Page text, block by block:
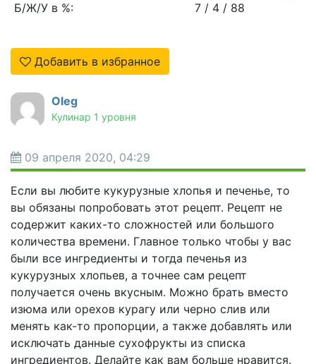
Б/Ж/У в %: 7 / 4 / 88
Добавить в избранное
Oleg
Кулинар 1 уровня
09 апреля 2020, 04:29
Если вы любите кукурузные хлопья и печенье, то
вы обязаны попробовать этот рецепт. Рецепт не
содержит каких-то сложностей или большого
количества времени. Главное только чтобы у вас
были все ингредиенты и тогда печенья из
кукурузных хлопьев, а точнее сам рецепт
получается очень вкусным. Можно брать вместо
изюма или орехов курагу или черно слив или
менять как-то пропорции, а также добавлять или
исключать данные сухофрукты из списка
ингредиентов. Делайте как вам больше нравится.